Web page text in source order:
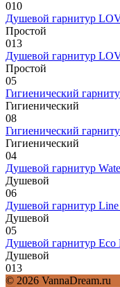
010
Душевой гарнитур
Простой
013
Душевой гарнитур
Простой
05
Гигиенический
Гигиенический
08
Гигиенический
Гигиенический
04
Душевой гарнитур
Душевой
06
Душевой гарнитур
Душевой
05
Душевой гарнитур
Душевой
013
© 2026 VannaDream.ru